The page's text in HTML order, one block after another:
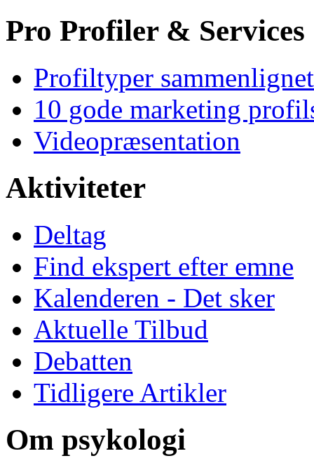
Pro Profiler & Services
Profiltyper sammenlignet
10 gode marketing
Videopræsentation
Aktiviteter
Deltag
Find ekspert efter emne
Kalenderen - Det sker
Aktuelle Tilbud
Debatten
Tidligere Artikler
Om psykologi